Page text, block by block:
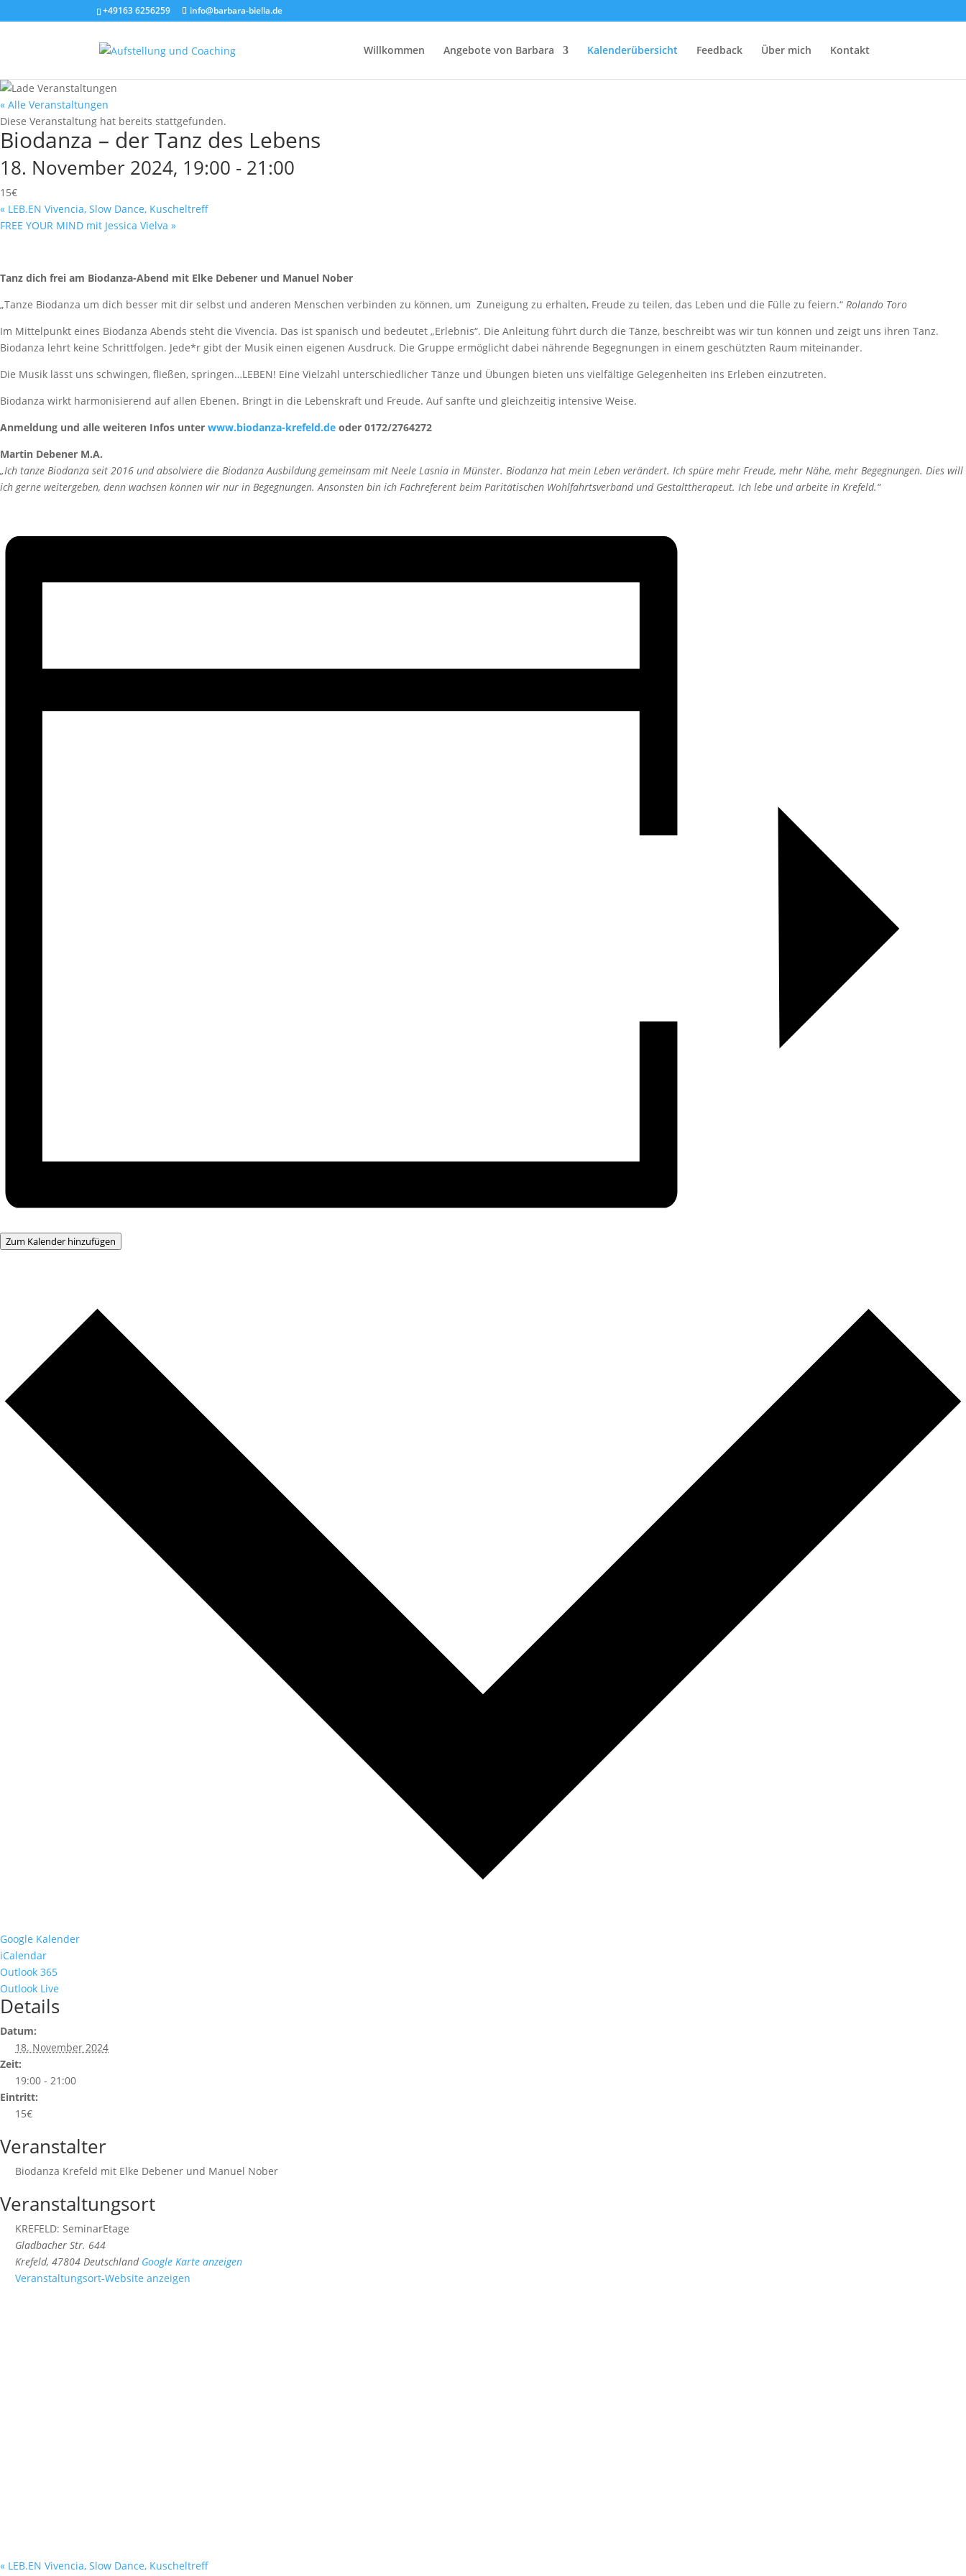
+49163 6256259 info@barbara-biella.de
Willkommen Angebote von Barbara Kalenderübersicht Feedback Über mich Kontakt
« Alle Veranstaltungen
Diese Veranstaltung hat bereits stattgefunden.
Biodanza – der Tanz des Lebens
18. November 2024, 19:00 - 21:00
15€
« LEB.EN Vivencia, Slow Dance, Kuscheltreff
FREE YOUR MIND mit Jessica Vielva »
Tanz dich frei am Biodanza-Abend mit Elke Debener und Manuel Nober
„Tanze Biodanza um dich besser mit dir selbst und anderen Menschen verbinden zu können, um Zuneigung zu erhalten, Freude zu teilen, das Leben und die Fülle zu feiern.“ Rolando Toro
Im Mittelpunkt eines Biodanza Abends steht die Vivencia. Das ist spanisch und bedeutet „Erlebnis“. Die Anleitung führt durch die Tänze, beschreibt was wir tun können und zeigt uns ihren Tanz.
Biodanza lehrt keine Schrittfolgen. Jede*r gibt der Musik einen eigenen Ausdruck. Die Gruppe ermöglicht dabei nährende Begegnungen in einem geschützten Raum miteinander.
Die Musik lässt uns schwingen, fließen, springen…LEBEN! Eine Vielzahl unterschiedlicher Tänze und Übungen bieten uns vielfältige Gelegenheiten ins Erleben einzutreten.
Biodanza wirkt harmonisierend auf allen Ebenen. Bringt in die Lebenskraft und Freude. Auf sanfte und gleichzeitig intensive Weise.
Anmeldung und alle weiteren Infos unter www.biodanza-krefeld.de oder 0172/2764272
Martin Debener M.A.
„Ich tanze Biodanza seit 2016 und absolviere die Biodanza Ausbildung gemeinsam mit Neele Lasnia in Münster. Biodanza hat mein Leben verändert. Ich spüre mehr Freude, mehr Nähe, mehr Begegnungen. Dies will
ich gerne weitergeben, denn wachsen können wir nur in Begegnungen. Ansonsten bin ich Fachreferent beim Paritätischen Wohlfahrtsverband und Gestalttherapeut. Ich lebe und arbeite in Krefeld.“
Zum Kalender hinzufügen
Google Kalender
iCalendar
Outlook 365
Outlook Live
Details
Datum:
18. November 2024
Zeit:
19:00 - 21:00
Eintritt:
15€
Veranstalter
Biodanza Krefeld mit Elke Debener und Manuel Nober
Veranstaltungsort
KREFELD: SeminarEtage
Gladbacher Str. 644
Krefeld, 47804 Deutschland Google Karte anzeigen
Veranstaltungsort-Website anzeigen
« LEB.EN Vivencia, Slow Dance, Kuscheltreff